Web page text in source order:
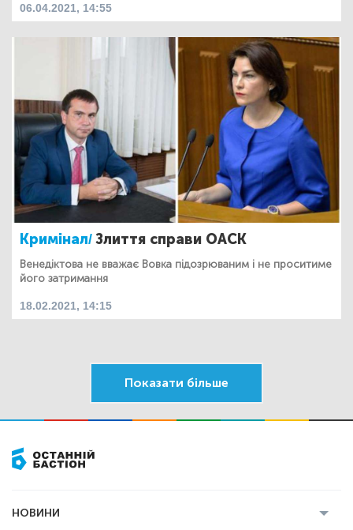
06.04.2021, 14:55
Кримінал/Злиття справи ОАСК
Венедіктова не вважає Вовка підозрюваним і не проситиме
його затримання
18.02.2021, 14:15
Показати більше
НОВИНИ